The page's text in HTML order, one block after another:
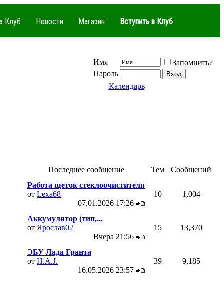
Клуб Новости Магазин Вступить в Клуб
Имя
Запомнить?
Пароль
Календарь
Последнее сообщение Тем Сообщений
Работа щеток стеклоочистителя
от Lexa68
07.01.2026 17:26
10 1,004
Аккумулятор (тип,...
от Ярослав02
Вчера 21:56
15 13,370
ЭБУ Лада Гранта
от H.A.J.
16.05.2026 23:57
39 9,185